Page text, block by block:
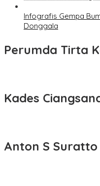
Infografis Gempa
Donggala
Perumda Tirta
Kades
Anton S Suratto